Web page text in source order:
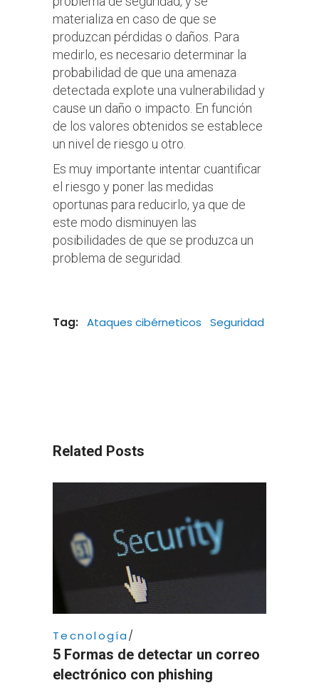
materializa en caso de que se
produzcan pérdidas o daños. Para
medirlo, es necesario determinar la
probabilidad de que una amenaza
detectada explote una vulnerabilidad y
cause un daño o impacto. En función
de los valores obtenidos se establece
un nivel de riesgo u otro.
Es muy importante intentar cuantificar
el riesgo y poner las medidas
oportunas para reducirlo, ya que de
este modo disminuyen las
posibilidades de que se produzca un
problema de seguridad.
Tag: Ataques cibérneticos Seguridad
Related Posts
Tecnología
5 Formas de detectar un correo
electrónico con phishing